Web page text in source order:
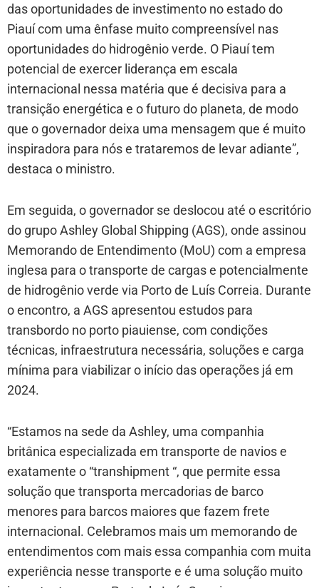
das oportunidades de investimento no estado do
Piauí com uma ênfase muito compreensível nas
oportunidades do hidrogênio verde. O Piauí tem
potencial de exercer liderança em escala
internacional nessa matéria que é decisiva para a
transição energética e o futuro do planeta, de modo
que o governador deixa uma mensagem que é muito
inspiradora para nós e trataremos de levar adiante”,
destaca o ministro.
Em seguida, o governador se deslocou até o escritório
do grupo Ashley Global Shipping (AGS), onde assinou
Memorando de Entendimento (MoU) com a empresa
inglesa para o transporte de cargas e potencialmente
de hidrogênio verde via Porto de Luís Correia. Durante
o encontro, a AGS apresentou estudos para
transbordo no porto piauiense, com condições
técnicas, infraestrutura necessária, soluções e carga
mínima para viabilizar o início das operações já em
2024.
“Estamos na sede da Ashley, uma companhia
britânica especializada em transporte de navios e
exatamente o “transhipment “, que permite essa
solução que transporta mercadorias de barco
menores para barcos maiores que fazem frete
internacional. Celebramos mais um memorando de
entendimentos com mais essa companhia com muita
experiência nesse transporte e é uma solução muito